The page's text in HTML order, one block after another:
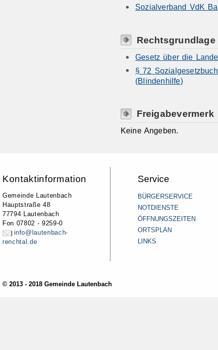
Sozialverband VdK
Rechtsgrundlage
Gesetz über die
§ 72
(Blindenhilfe)
Freigabevermerk
Keine Angeben.
Kontaktinformation
Gemeinde Lautenbach
Hauptstraße 48
77794 Lautenbach
Fon 07802 - 9259-0
info@lautenbach-
renchtal.de
Service
BÜRGERSERVICE
NOTDIENSTE
ÖFFNUNGSZEITEN
ORTSPLAN
LINKS
© 2013 - 2018 Gemeinde Lautenbach